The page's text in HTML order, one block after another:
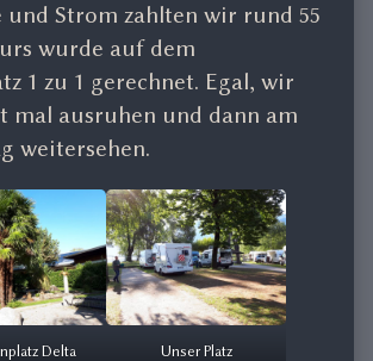
Strom zahlten wir rund 55
wurde auf dem
1 zu 1 gerechnet. Egal, wir
mal ausruhen und dann am
weitersehen.
Delta Unser Platz